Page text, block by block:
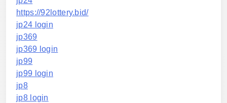
https://92lottery.bid/
jp24 login
jp369
jp369 login
jp99
jp99 login
jp8
jp8 login